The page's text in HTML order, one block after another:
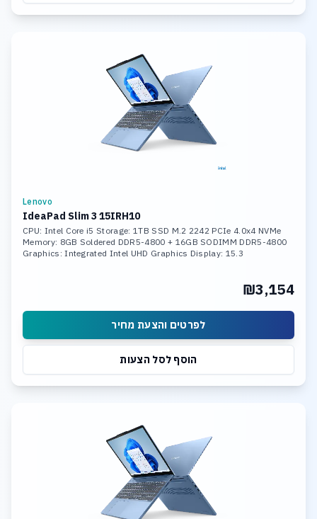
Lenovo
IdeaPad Slim 3 15IRH10
CPU: Intel Core i5 Storage: 1TB SSD M.2 2242 PCIe 4.0x4 NVMe
Memory: 8GB Soldered DDR5-4800 + 16GB SODIMM DDR5-4800
Graphics: Integrated Intel UHD Graphics Display: 15.3
₪3,154
לפרטים והצעת מחיר
הוסף לסל הצעות